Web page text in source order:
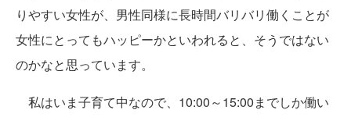
りやすい女性が、男性同様に長時間バリバリ働くことが
女性にとってもハッピーかといわれると、そうではない
のかなと思っています。
私はいま子育て中なので、10:00～15:00までしか働い